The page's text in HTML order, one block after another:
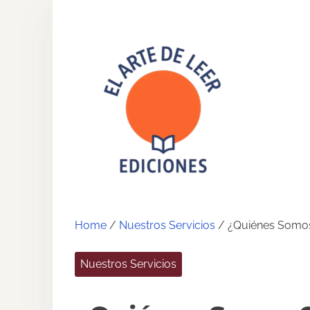
Home/ Nuestros Servicios / ¿Quiénes
Nuestros Servicios